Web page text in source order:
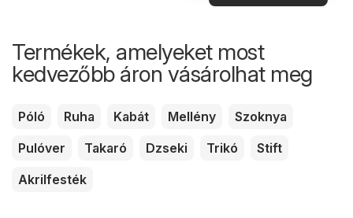
Termékek, amelyeket most
kedvezőbb áron vásárolhat meg
Póló Ruha Kabát Mellény
Szoknya
Pulóver
Takaró Dzseki Trikó
Stift
Akrilfesték